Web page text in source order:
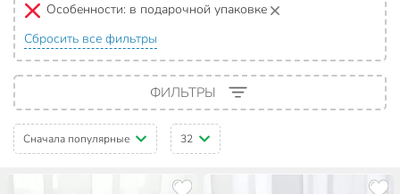
Особенности: в подарочной упаковке
Сбросить все фильтры
ФИЛЬТРЫ
Сначала популярные 32